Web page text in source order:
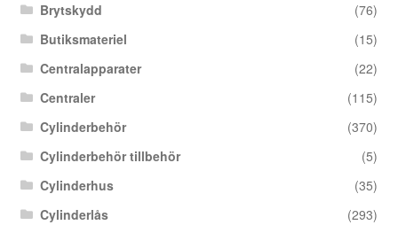
Brytskydd
(76)
Butiksmateriel
(15)
Centralapparater
(22)
Centraler
(115)
Cylinderbehör
(370)
Cylinderbehör tillbehör
(5)
Cylinderhus
(35)
Cylinderlås
(293)